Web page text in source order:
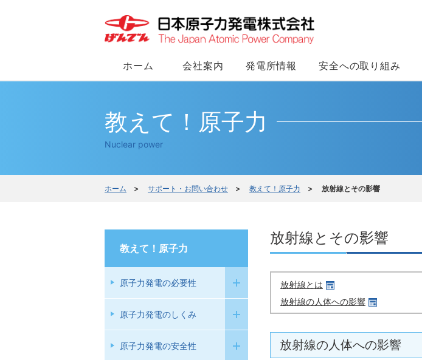
ホーム 会社案内 発電所情報 安全への取り組み
教えて！原子力
Nuclear power
ホーム > サポート・お問い合わせ > 教えて！原子力 > 放射線とその影響
放射線とその影響
放射線とは
放射線の人体への影響
放射線の人体への影響
教えて！原子力
原子力発電の必要性
原子力発電のしくみ
原子力発電の安全性